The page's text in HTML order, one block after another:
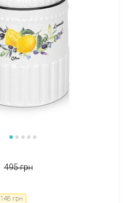
495 грн
148 грн